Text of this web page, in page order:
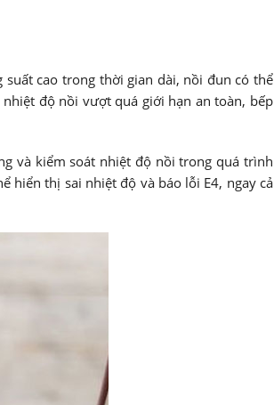
cao trong thời gian dài, nồi đun có thể
độ nồi vượt quá giới hạn an toàn, bếp
và kiểm soát nhiệt độ nồi trong quá trình
hiển thị sai nhiệt độ và báo lỗi E4, ngay cả